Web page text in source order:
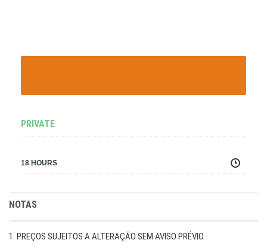
PRIVATE
18 HOURS
NOTAS
1. PREÇOS SUJEITOS A ALTERAÇÃO SEM AVISO PRÉVIO.